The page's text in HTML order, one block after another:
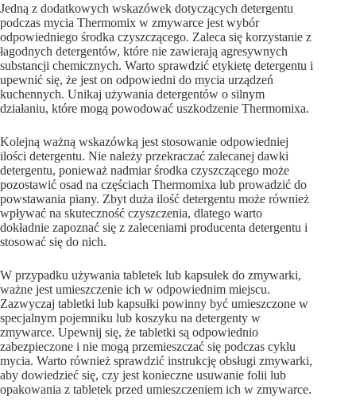
Jedną z dodatkowych wskazówek dotyczących detergentu
podczas mycia Thermomix w zmywarce jest wybór
odpowiedniego środka czyszczącego. Zaleca się korzystanie z
łagodnych detergentów, które nie zawierają agresywnych
substancji chemicznych. Warto sprawdzić etykietę detergentu i
upewnić się, że jest on odpowiedni do mycia urządzeń
kuchennych. Unikaj używania detergentów o silnym
działaniu, które mogą powodować uszkodzenie Thermomixa.
Kolejną ważną wskazówką jest stosowanie odpowiedniej
ilości detergentu. Nie należy przekraczać zalecanej dawki
detergentu, ponieważ nadmiar środka czyszczącego może
pozostawić osad na częściach Thermomixa lub prowadzić do
powstawania piany. Zbyt duża ilość detergentu może również
wpływać na skuteczność czyszczenia, dlatego warto
dokładnie zapoznać się z zaleceniami producenta detergentu i
stosować się do nich.
W przypadku używania tabletek lub kapsułek do zmywarki,
ważne jest umieszczenie ich w odpowiednim miejscu.
Zazwyczaj tabletki lub kapsułki powinny być umieszczone w
specjalnym pojemniku lub koszyku na detergenty w
zmywarce. Upewnij się, że tabletki są odpowiednio
zabezpieczone i nie mogą przemieszczać się podczas cyklu
mycia. Warto również sprawdzić instrukcję obsługi zmywarki,
aby dowiedzieć się, czy jest konieczne usuwanie folii lub
opakowania z tabletek przed umieszczeniem ich w zmywarce.